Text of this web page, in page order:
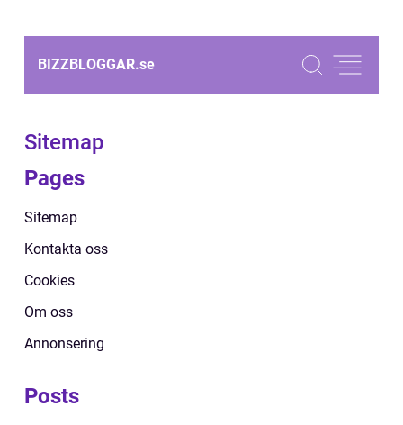
BIZZBLOGGAR.se
Sitemap
Pages
Sitemap
Kontakta oss
Cookies
Om oss
Annonsering
Posts